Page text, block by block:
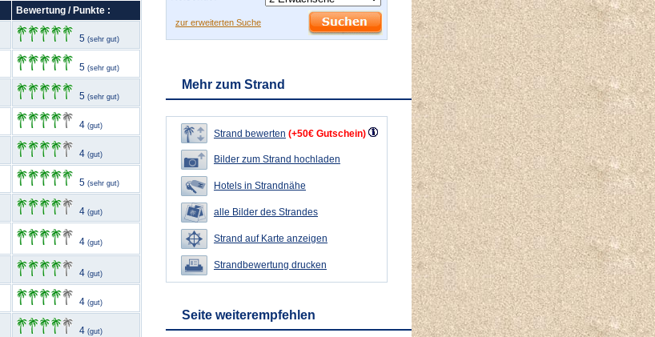
Bewertung / Punkte :
5 (sehr gut)
5 (sehr gut)
5 (sehr gut)
4 (gut)
4 (gut)
5 (sehr gut)
4 (gut)
4 (gut)
4 (gut)
4 (gut)
4 (gut)
zur erweiterten Suche
Mehr zum Strand
Strand bewerten (+50€ Gutschein)
Bilder zum Strand hochladen
Hotels in Strandnähe
alle Bilder des Strandes
Strand auf Karte anzeigen
Strandbewertung drucken
Seite weiterempfehlen